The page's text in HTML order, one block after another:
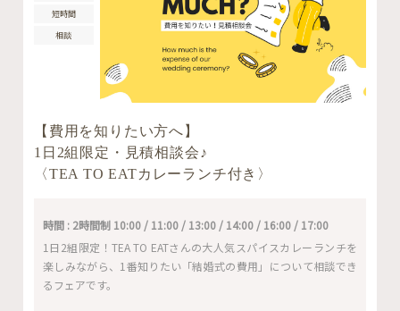
短時間
相談
【費用を知りたい方へ】
1日2組限定・見積相談会♪
〈TEA TO EATカレーランチ付き〉
時間 : 2時間制 10:00 / 11:00 / 13:00 / 14:00 / 16:00 / 17:00
1日2組限定！TEA TO EATさんの大人気スパイスカレーランチを
楽しみながら、1番知りたい「結婚式の費用」について相談でき
るフェアです。